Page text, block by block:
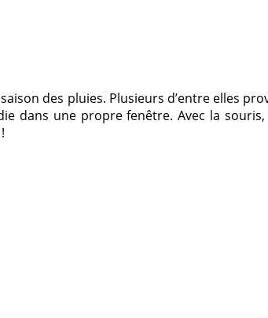
des pluies. Plusieurs d’entre elles
dans une propre fenêtre. Avec la